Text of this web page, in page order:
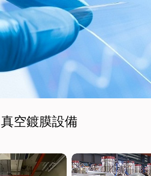
真空鍍膜設備